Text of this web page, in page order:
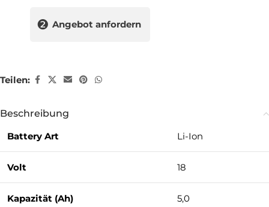
❷ Angebot anfordern
Teilen:
Beschreibung
Battery Art
Li-Ion
Volt 18
Kapazität (Ah) 5,0